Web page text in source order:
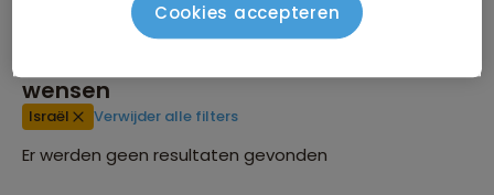
wensen
Israël Verwijder alle filters
Er werden geen resultaten gevonden
Cookies accepteren